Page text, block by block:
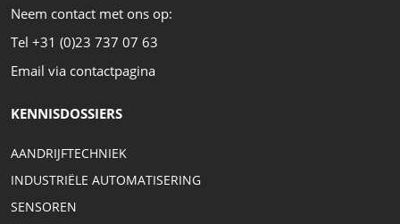
Neem contact met ons op:
Tel +31 (0)23 737 07 63
Email via contactpagina
KENNISDOSSIERS
AANDRIJFTECHNIEK
INDUSTRIËLE AUTOMATISERING
SENSOREN